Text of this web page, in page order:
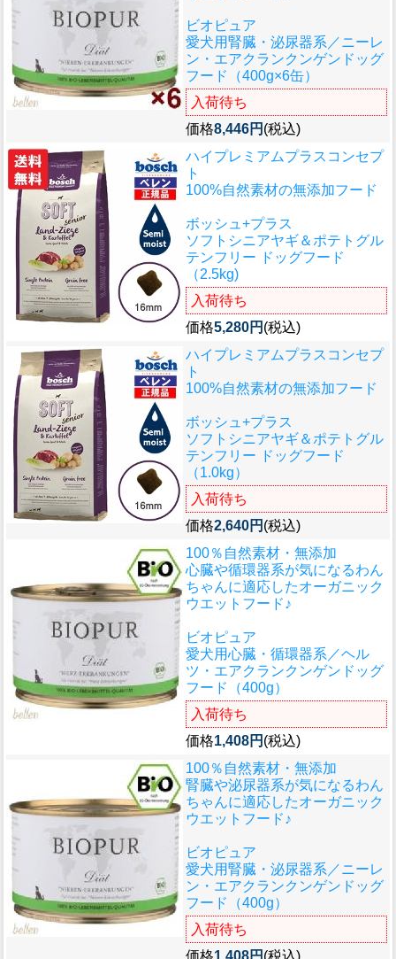
ビオピュア
愛犬用腎臓・泌尿器系／ニーレ
ン・エアクランクンゲンドッグ
フード（400g×6缶）
入荷待ち
価格8,446円 (税込)
ハイプレミアムプラスコンセプ
ト
100%自然素材の無添加フード
ボッシュ+プラス
ソフトシニアヤギ＆ポテトグル
テンフリー ドッグフード
（2.5kg)
入荷待ち
価格5,280円 (税込)
ハイプレミアムプラスコンセプ
ト
100%自然素材の無添加フード
ボッシュ+プラス
ソフトシニアヤギ＆ポテトグル
テンフリー ドッグフード
（1.0kg）
入荷待ち
価格2,640円 (税込)
100％自然素材・無添加
心臓や循環器系が気になるわん
ちゃんに適応したオーガニック
ウエットフード♪
ビオピュア
愛犬用心臓・循環器系／ヘル
ツ・エアクランクンゲンドッグ
フード（400g）
入荷待ち
価格1,408円 (税込)
100％自然素材・無添加
腎臓や泌尿器系が気になるわん
ちゃんに適応したオーガニック
ウエットフード♪
ビオピュア
愛犬用腎臓・泌尿器系／ニーレ
ン・エアクランクンゲンドッグ
フード（400g）
入荷待ち
価格1,408円 (税込)